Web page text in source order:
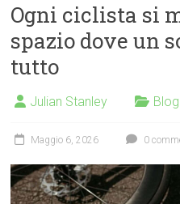
Ogni ciclista si
spazio dove un
tutto
Julian Stanley Blog
Maggio 6, 2026 0